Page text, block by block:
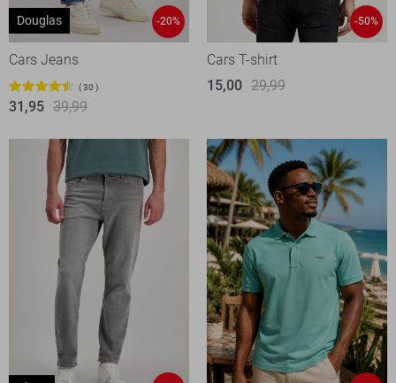
Douglas -20%
Cars Jeans
30
31,95 39,99
-50%
Cars T-shirt
15,00 29,99